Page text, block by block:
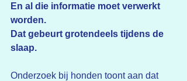
En al die informatie moet verwerkt
worden.
Dat gebeurt grotendeels tijdens de
slaap.
Onderzoek bij honden toont aan dat